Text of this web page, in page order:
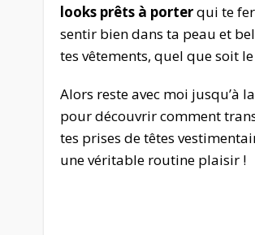
looks prêts à porterqui te
sentir bien dans ta peau et
tes vêtements, quel que soit
Alors reste avec moi jusqu’à
pour découvrir comment
tes prises de têtes
une véritable routine plaisir !